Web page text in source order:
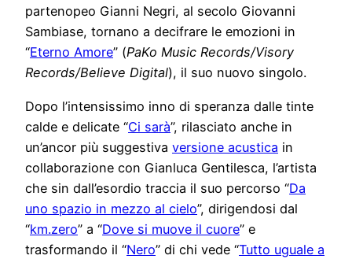
partenopeo Gianni Negri, al secolo Giovanni
Sambiase, tornano a decifrare le emozioni in
“Eterno Amore” (PaKo Music Records/Visory
Records/Believe Digital), il suo nuovo singolo.
Dopo l’intensissimo inno di speranza dalle tinte
calde e delicate “Ci sarà”, rilasciato anche in
un’ancor più suggestiva versione acustica in
collaborazione con Gianluca Gentilesca, l’artista
che sin dall’esordio traccia il suo percorso “Da
uno spazio in mezzo al cielo”, dirigendosi dal
“km.zero” a “Dove si muove il cuore” e
trasformando il “Nero” di chi vede “Tutto uguale a